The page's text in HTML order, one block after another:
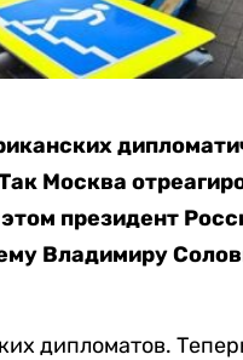
Москва
президент
Владимиру
дипломатов.